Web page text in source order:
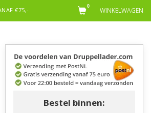
€75,- WINKELWAGEN
0
Bestel binnen: